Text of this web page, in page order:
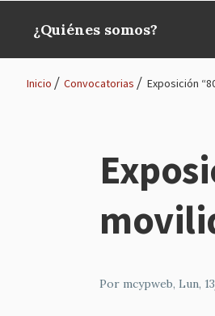
Main
navigation
¿Quiénes somos?
navegación
Inicio Convocatorias Exposición
Por mcypweb, Lun,